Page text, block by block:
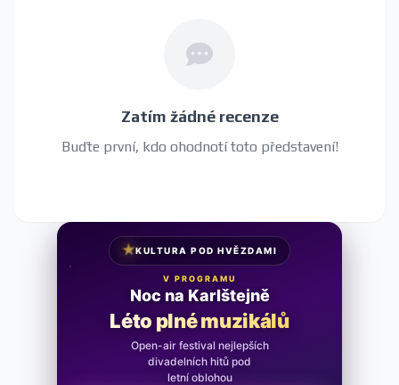
Zatím žádné recenze
Buďte první, kdo ohodnotí toto představení!
★KULTURA POD HVĚZDAMI
V PROGRAMU
Noc na Karlštejně
Léto plné muzikálů
Open-air festival nejlepších
divadelních hitů pod
letní oblohou